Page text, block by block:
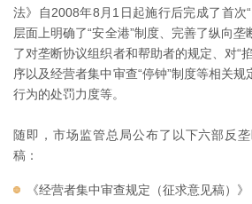
法》自2008年8月1日起施行后完成了首次
层面上明确了“安全港”制度、完善了纵向
了对垄断协议组织者和帮助者的规定、对“
序以及经营者集中审查“停钟”制度等相关
行为的处罚力度等。
随即，市场监管总局公布了以下六部反
稿：
《经营者集中审查规定（征求意见稿）》